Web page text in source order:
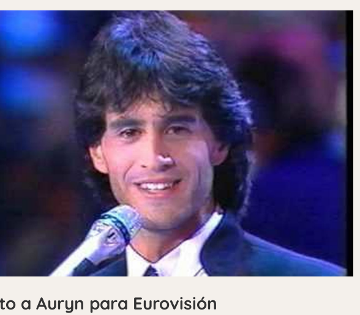
a Auryn para Eurovisión